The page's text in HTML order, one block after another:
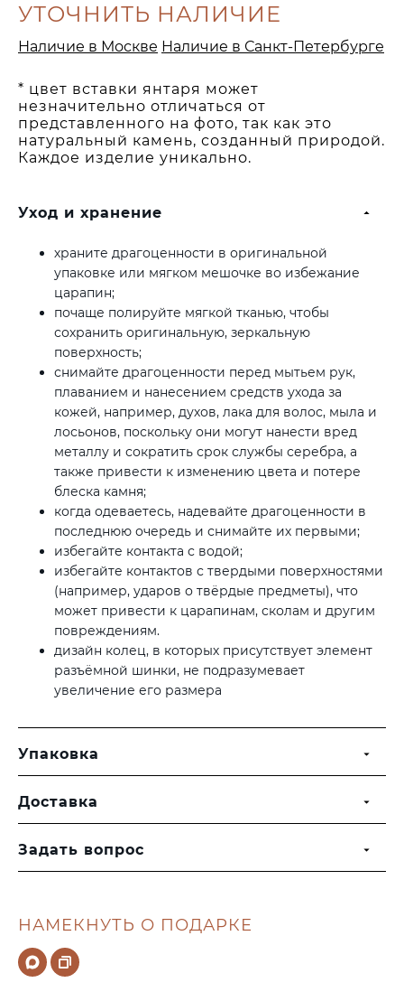
НАМЕКНУТЬ О ПОДАРКЕ
* цвет вставки янтаря может
незначительно отличаться от
представленного на фото, так как это
натуральный камень, созданный природой.
Каждое изделие уникально.
Уход и хранение
храните драгоценности в оригинальной
упаковке или мягком мешочке во избежание
царапин;
почаще полируйте мягкой тканью, чтобы
сохранить оригинальную, зеркальную
поверхность;
снимайте драгоценности перед мытьем рук,
плаванием и нанесением средств ухода за
кожей, например, духов, лака для волос, мыла и
лосьонов, поскольку они могут нанести вред
металлу и сократить срок службы серебра, а
также привести к изменению цвета и потере
блеска камня;
когда одеваетесь, надевайте драгоценности в
последнюю очередь и снимайте их первыми;
избегайте контакта с водой;
избегайте контактов с твердыми поверхностями
(например, ударов о твёрдые предметы), что
может привести к царапинам, сколам и другим
повреждениям.
дизайн колец, в которых присутствует элемент
разъёмной шинки, не подразумевает
увеличение его размера
Упаковка
Доставка
Задать вопрос
УТОЧНИТЬ НАЛИЧИЕ
Наличие в Москве Наличие в Санкт-Петербурге